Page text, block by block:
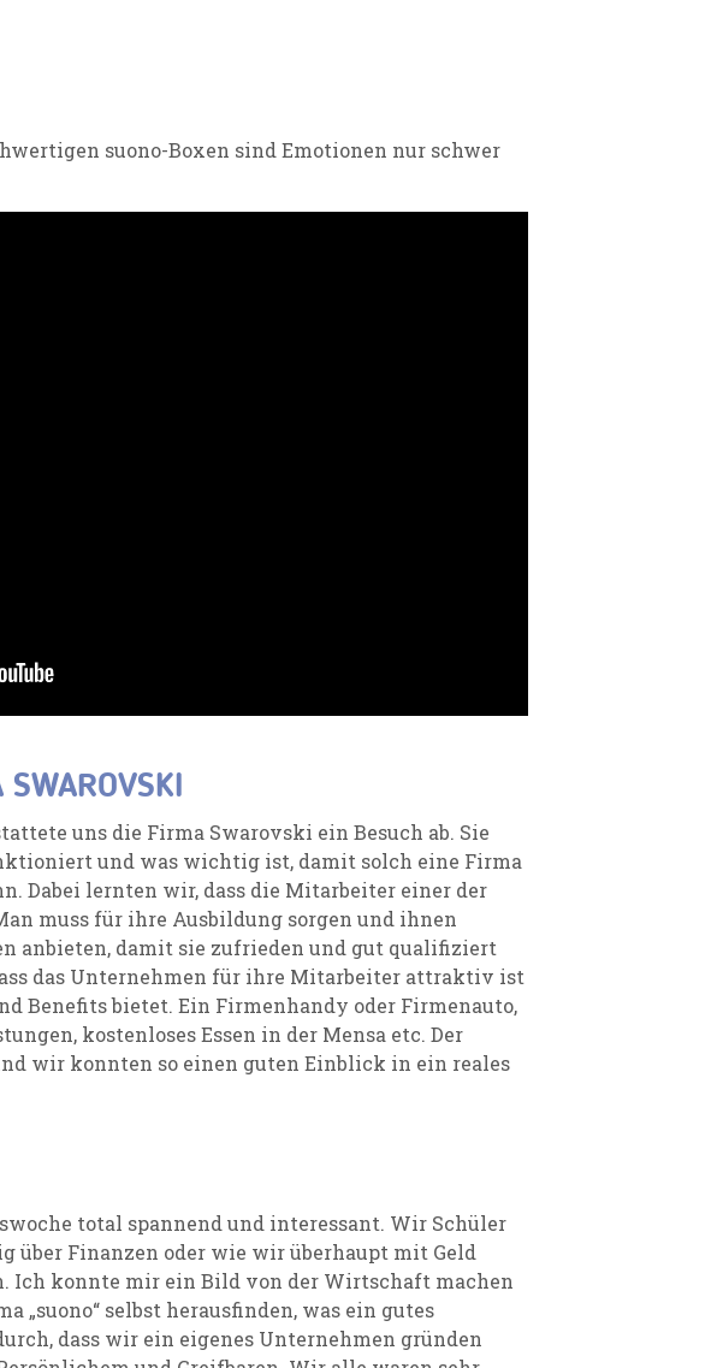
suono-Boxen sind Emotionen nur schwer
SWAROVSKI
uns die Firma Swarovski ein Besuch ab. Sie
und was wichtig ist, damit solch eine Firma
Dabei lernten wir, dass die Mitarbeiter einer der
muss für ihre Ausbildung sorgen und ihnen
anbieten, damit sie zufrieden und gut qualifiziert
das Unternehmen für ihre Mitarbeiter attraktiv ist
Benefits bietet. Ein Firmenhandy oder Firmenauto,
kostenloses Essen in der Mensa etc. Der
wir konnten so einen guten Einblick in ein reales
total spannend und interessant. Wir Schüler
über Finanzen oder wie wir überhaupt mit Geld
Ich konnte mir ein Bild von der Wirtschaft machen
„suono“ selbst herausfinden, was ein gutes
dass wir ein eigenes Unternehmen gründen